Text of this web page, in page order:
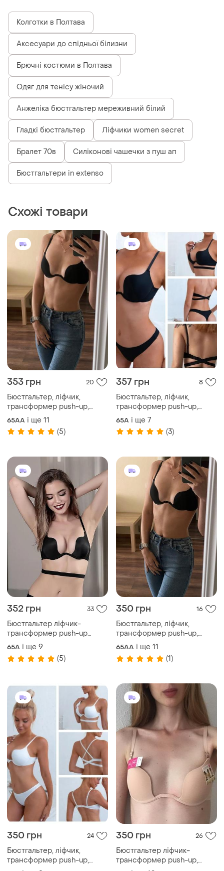
Колготки в Полтава
Аксесуари до спідньої білизни
Брючні костюми в Полтава
Одяг для тенісу жіночий
Анжеліка бюстгальтер мереживний білий
Гладкі бюстгальтер Ліфчики women secret
Бралет 70в Силіконові чашечки з пуш ап
Бюстгальтери in extenso
Схожі товари
353 грн 20
Бюстгальтер, ліфчик,
трансформер push-up,
пушап, для глибокого
декольте.
65AA і ще 11
(5)
357 грн 8
Бюстгальтер, ліфчик,
трансформер push-up,
пушап, для глибокого
декольте.
65A і ще 7
(3)
352 грн 33
Бюстгальтер ліфчик-
трансформер push-up
пушап для глибокого
декольте.
65A і ще 9
(5)
350 грн 16
Бюстгальтер, ліфчик,
трансформер push-up,
пушап, для глибокого
декольте.
65AA і ще 11
(1)
350 грн 24
Бюстгальтер, ліфчик,
трансформер push-up,
350 грн 26
Бюстгальтер ліфчик-
трансформер push-up,